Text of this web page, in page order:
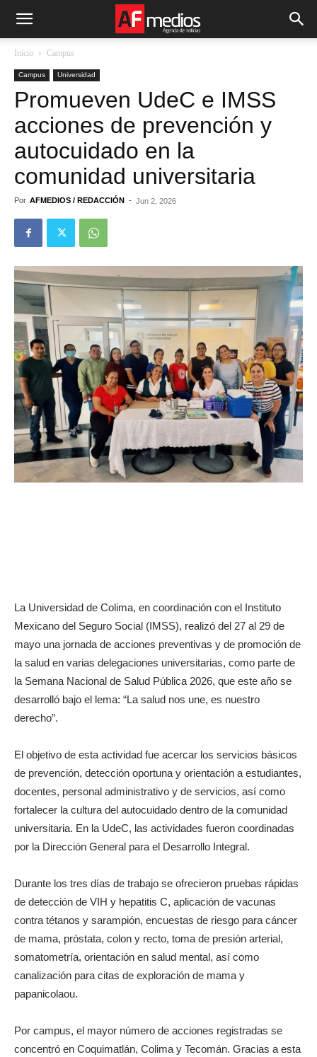
Inicio Campus
Campus Universidad
Promueven UdeC e IMSS
acciones de prevención y
autocuidado en la
comunidad universitaria
Por AFMEDIOS / REDACCIÓN - Jun 2, 2026
La Universidad de Colima, en coordinación con el Instituto
Mexicano del Seguro Social (IMSS), realizó del 27 al 29 de
mayo una jornada de acciones preventivas y de promoción de
la salud en varias delegaciones universitarias, como parte de
la Semana Nacional de Salud Pública 2026, que este año se
desarrolló bajo el lema: “La salud nos une, es nuestro
derecho”.
El objetivo de esta actividad fue acercar los servicios básicos
de prevención, detección oportuna y orientación a estudiantes,
docentes, personal administrativo y de servicios, así como
fortalecer la cultura del autocuidado dentro de la comunidad
universitaria. En la UdeC, las actividades fueron coordinadas
por la Dirección General para el Desarrollo Integral.
Durante los tres días de trabajo se ofrecieron pruebas rápidas
de detección de VIH y hepatitis C, aplicación de vacunas
contra tétanos y sarampión, encuestas de riesgo para cáncer
de mama, próstata, colon y recto, toma de presión arterial,
somatometría, orientación en salud mental, así como
canalización para citas de exploración de mama y
papanicolaou.
Por campus, el mayor número de acciones registradas se
concentró en Coquimatlán, Colima y Tecomán. Gracias a esta